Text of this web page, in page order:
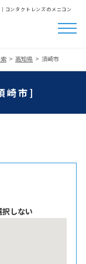
コンタクトレンズのメニコン
高知県 須崎市
崎市]
しない